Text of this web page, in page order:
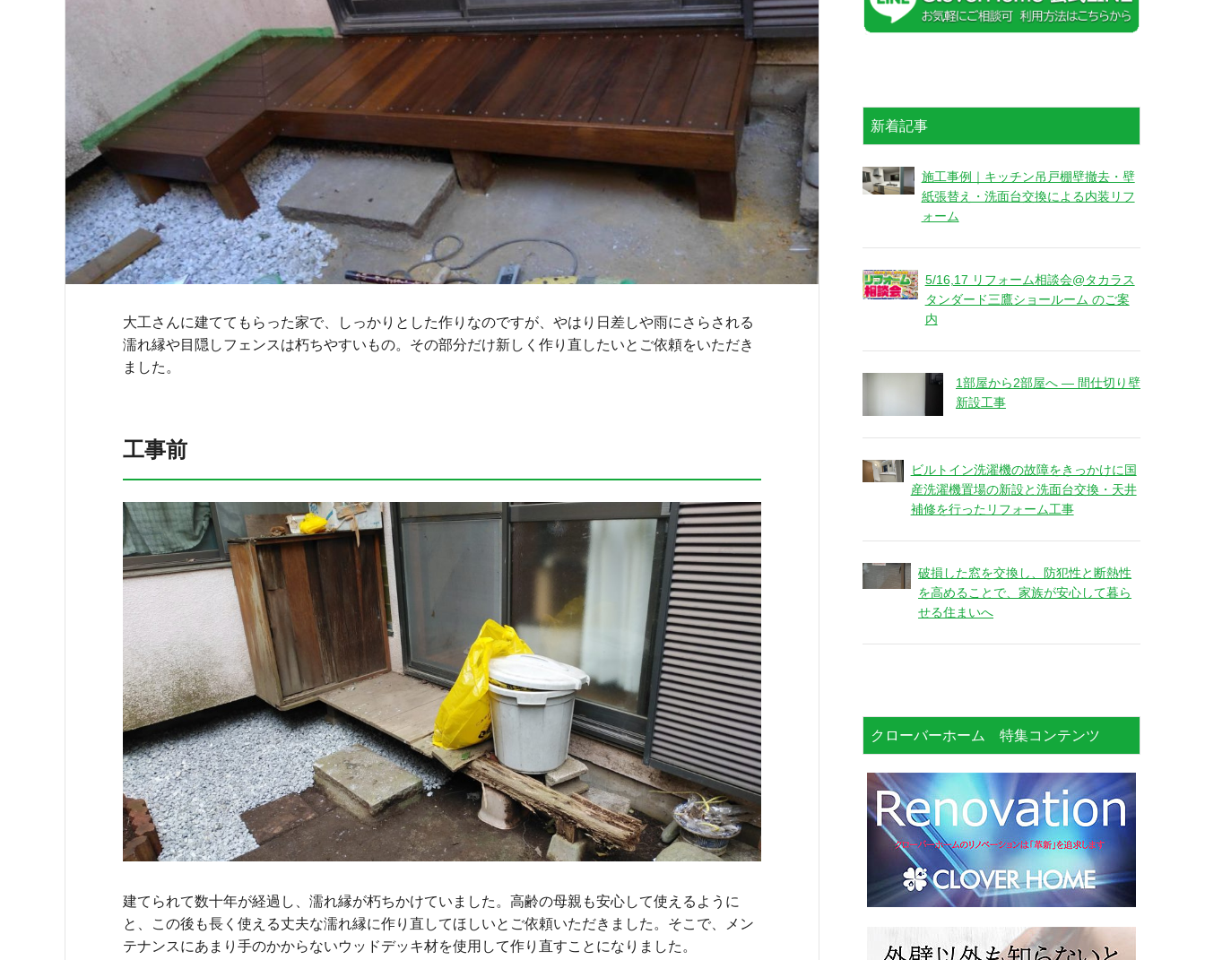
大工さんに建ててもらった家で、しっかりとした作りなのですが、やはり日差しや雨にさらされる
濡れ縁や目隠しフェンスは朽ちやすいもの。その部分だけ新しく作り直したいとご依頼をいただき
ました。
工事前
建てられて数十年が経過し、濡れ縁が朽ちかけていました。高齢の母親も安心して使えるように
と、この後も長く使える丈夫な濡れ縁に作り直してほしいとご依頼いただきました。そこで、メン
テナンスにあまり手のかからないウッドデッキ材を使用して作り直すことになりました。
新着記事
施工事例｜キッチン吊戸棚壁撤去・壁
紙張替え・洗面台交換による内装リフ
ォーム
5/16,17 リフォーム相談会@タカラス
タンダード三鷹ショールーム のご案
内
1部屋から2部屋へ ― 間仕切り壁
新設工事
ビルトイン洗濯機の故障をきっかけに国
産洗濯機置場の新設と洗面台交換・天井
補修を行ったリフォーム工事
破損した窓を交換し、防犯性と断熱性
を高めることで、家族が安心して暮ら
せる住まいへ
クローバーホーム 特集コンテンツ